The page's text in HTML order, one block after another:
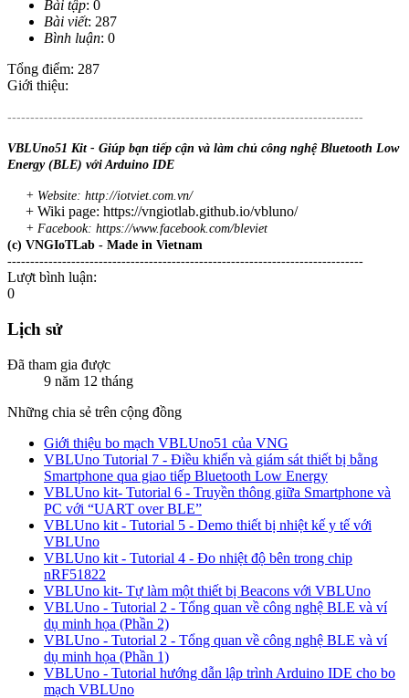
Bài tập: 0
Bài viết: 287
Bình luận: 0
Tổng điểm: 287
Giới thiệu:
------------------------------------------------------------------------------
VBLUno51 Kit - Giúp bạn tiếp cận và làm chủ công nghệ Bluetooth Low
Energy (BLE) với Arduino IDE
+ Website: http://iotviet.com.vn/
+ Wiki page: https://vngiotlab.github.io/vbluno/
+ Facebook: https://www.facebook.com/bleviet
(c) VNGIoTLab - Made in Vietnam
------------------------------------------------------------------------------
Lượt bình luận:
0
Lịch sử
Đã tham gia được
9 năm 12 tháng
Những chia sẻ trên cộng đồng
Giới thiệu bo mạch VBLUno51 của VNG
VBLUno Tutorial 7 - Điều khiển và giám sát thiết bị bằng
Smartphone qua giao tiếp Bluetooth Low Energy
VBLUno kit- Tutorial 6 - Truyền thông giữa Smartphone và
PC với “UART over BLE”
VBLUno kit - Tutorial 5 - Demo thiết bị nhiệt kế y tế với
VBLUno
VBLUno kit - Tutorial 4 - Đo nhiệt độ bên trong chip
nRF51822
VBLUno kit- Tự làm một thiết bị Beacons với VBLUno
VBLUno - Tutorial 2 - Tổng quan về công nghệ BLE và ví
dụ minh họa (Phần 2)
VBLUno - Tutorial 2 - Tổng quan về công nghệ BLE và ví
dụ minh họa (Phần 1)
VBLUno - Tutorial hướng dẫn lập trình Arduino IDE cho bo
mạch VBLUno